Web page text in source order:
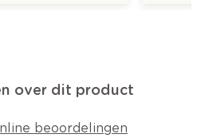
over dit product
beoordelingen